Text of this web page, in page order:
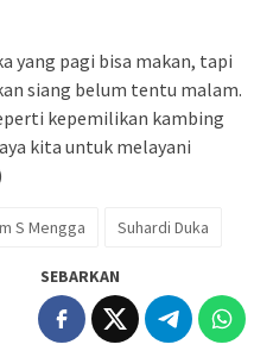
yang pagi bisa makan, tapi
siang belum tentu malam.
kepemilikan kambing
kita untuk melayani
S Mengga Suhardi Duka
SEBARKAN